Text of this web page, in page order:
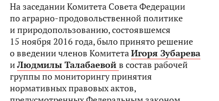
На заседании Комитета Совета Федерации
по аграрно-продовольственной политике
и природопользованию, состоявшемся
15 ноября 2016 года, было принято решение
о введении членов КомитетаИгоря Зубарева
иЛюдмилы Талабаевой в состав рабочей
группы по мониторингу принятия
нормативных правовых актов,